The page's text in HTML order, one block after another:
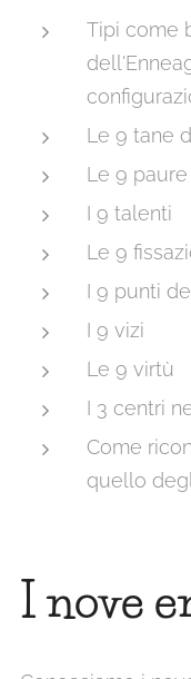
Tipi come
Le 9 tane
Le 9
I 9 talenti
Le 9
I 9 punti
I 9 vizi
Le 9 virtù
I 3 centri
Come
quello
I nove